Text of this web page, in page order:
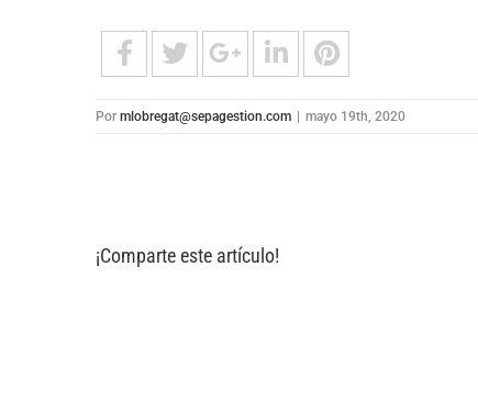
Por mlobregat@sepagestion.com mayo 19th, 2020
¡Comparte este artículo!